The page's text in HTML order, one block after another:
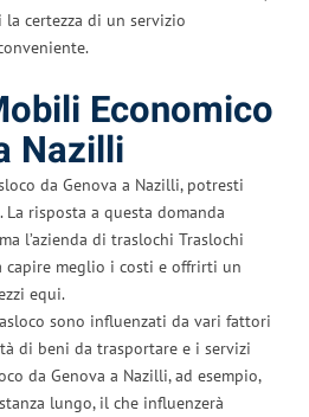
la certezza di un servizio
Economico
Nazilli
da Genova a Nazilli, potresti
risposta a questa domanda
l’azienda di traslochi Traslochi
capire meglio i costi e offrirti un
equi.
sono influenzati da vari fattori
di beni da trasportare e i servizi
da Genova a Nazilli, ad esempio,
lungo, il che influenzerà